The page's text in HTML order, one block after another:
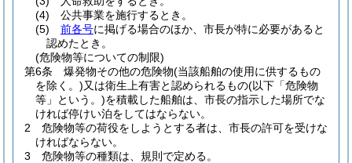
(4)
公共事業を施行するとき。
(5)
前各号に掲げる場合のほか、市長が特に必要があると
認めたとき。
(危険物等についての制限)
第6条
爆発物その他の危険物(当該船舶の使用に供するもの
を除く。)又は衛生上有害と認められるもの(以下「危険物
等」という。)を積載した船舶は、市長の指示した場所でな
ければ停けい泊をしてはならない。
2
危険物等の荷役をしようとする者は、市長の許可を受けな
ければならない。
3
危険物等の種類は、規則で定める。